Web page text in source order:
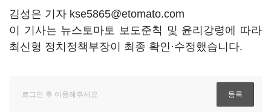
김성은 기자 kse5865@etomato.com
이 기사는 뉴스토마토 보도준칙 및 윤리강령에 따라
최신형 정치정책부장이 최종 확인·수정했습니다.